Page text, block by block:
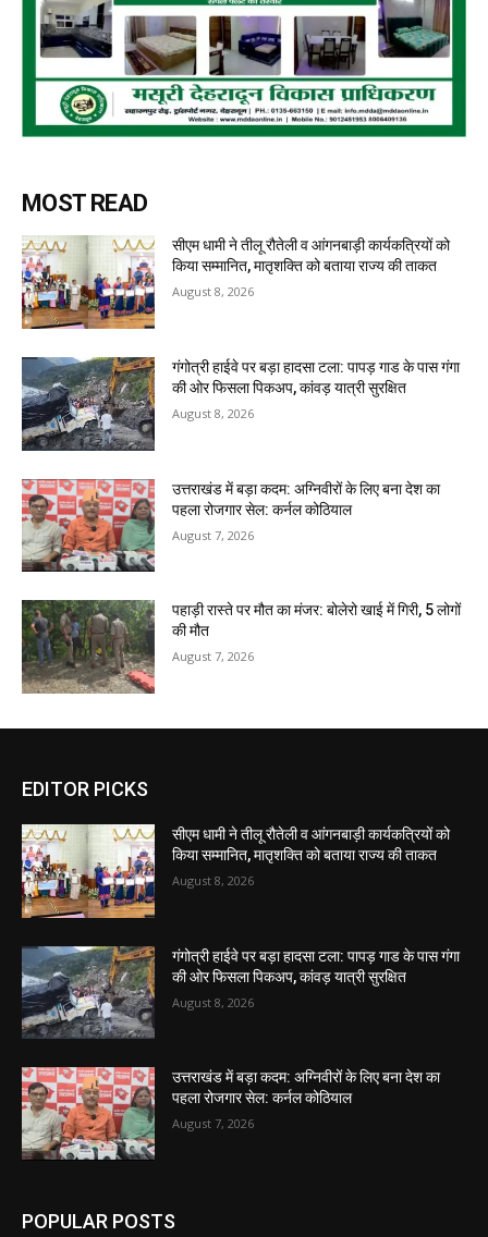
MOST READ
सीएम धामी ने तीलू रौतेली व आंगनबाड़ी कार्यकत्रियों को
किया सम्मानित, मातृशक्ति को बताया राज्य की ताकत
August 8, 2026
गंगोत्री हाईवे पर बड़ा हादसा टला: पापड़ गाड के पास गंगा
की ओर फिसला पिकअप, कांवड़ यात्री सुरक्षित
August 8, 2026
उत्तराखंड में बड़ा कदम: अग्निवीरों के लिए बना देश का
पहला रोजगार सेल: कर्नल कोठियाल
August 7, 2026
पहाड़ी रास्ते पर मौत का मंजर: बोलेरो खाई में गिरी, 5 लोगों
की मौत
August 7, 2026
EDITOR PICKS
सीएम धामी ने तीलू रौतेली व आंगनबाड़ी कार्यकत्रियों को
किया सम्मानित, मातृशक्ति को बताया राज्य की ताकत
August 8, 2026
गंगोत्री हाईवे पर बड़ा हादसा टला: पापड़ गाड के पास गंगा
की ओर फिसला पिकअप, कांवड़ यात्री सुरक्षित
August 8, 2026
उत्तराखंड में बड़ा कदम: अग्निवीरों के लिए बना देश का
पहला रोजगार सेल: कर्नल कोठियाल
August 7, 2026
POPULAR POSTS